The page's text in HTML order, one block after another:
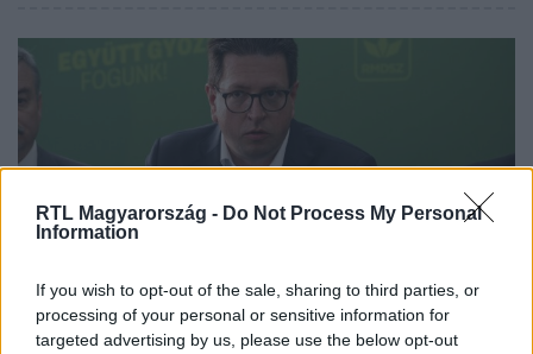
RTL Magyarország - Do Not Process My Personal
Information
If you wish to opt-out of the sale, sharing to third parties, or
processing of your personal or sensitive information for
targeted advertising by us, please use the below opt-out
Európa
2024. május 26. 15:02